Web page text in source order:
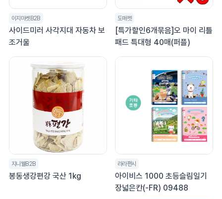
이지마켓B2B
사이드미러 사각지대 자동차 보
조거울
도매펫
[특가할인6개묶음]오 마이 리틀
패드 특대형 40매(퍼플)
지니웰B2B
봉동생강편강 국산 1kg
라라팬시
아이비스 1000 초등슬림일기
장넓은칸(-FR) 09488